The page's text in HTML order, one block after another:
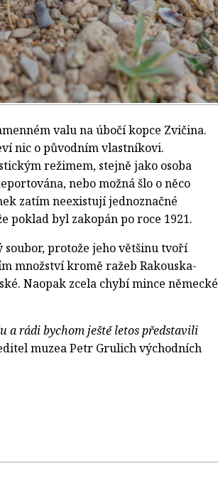
valu na úbočí kopce Zvičina.
nic o původním vlastníkovi.
režimem, stejně jako osoba
nebo možná šlo o něco
zatím neexistují jednoznačné
poklad byl zakopán po roce 1921.
soubor, protože jeho většinu tvoří
množství kromě ražeb Rakouska-
Naopak zcela chybí mince německé
a rádi bychom ještě letos představili
muzea Petr Grulich východních